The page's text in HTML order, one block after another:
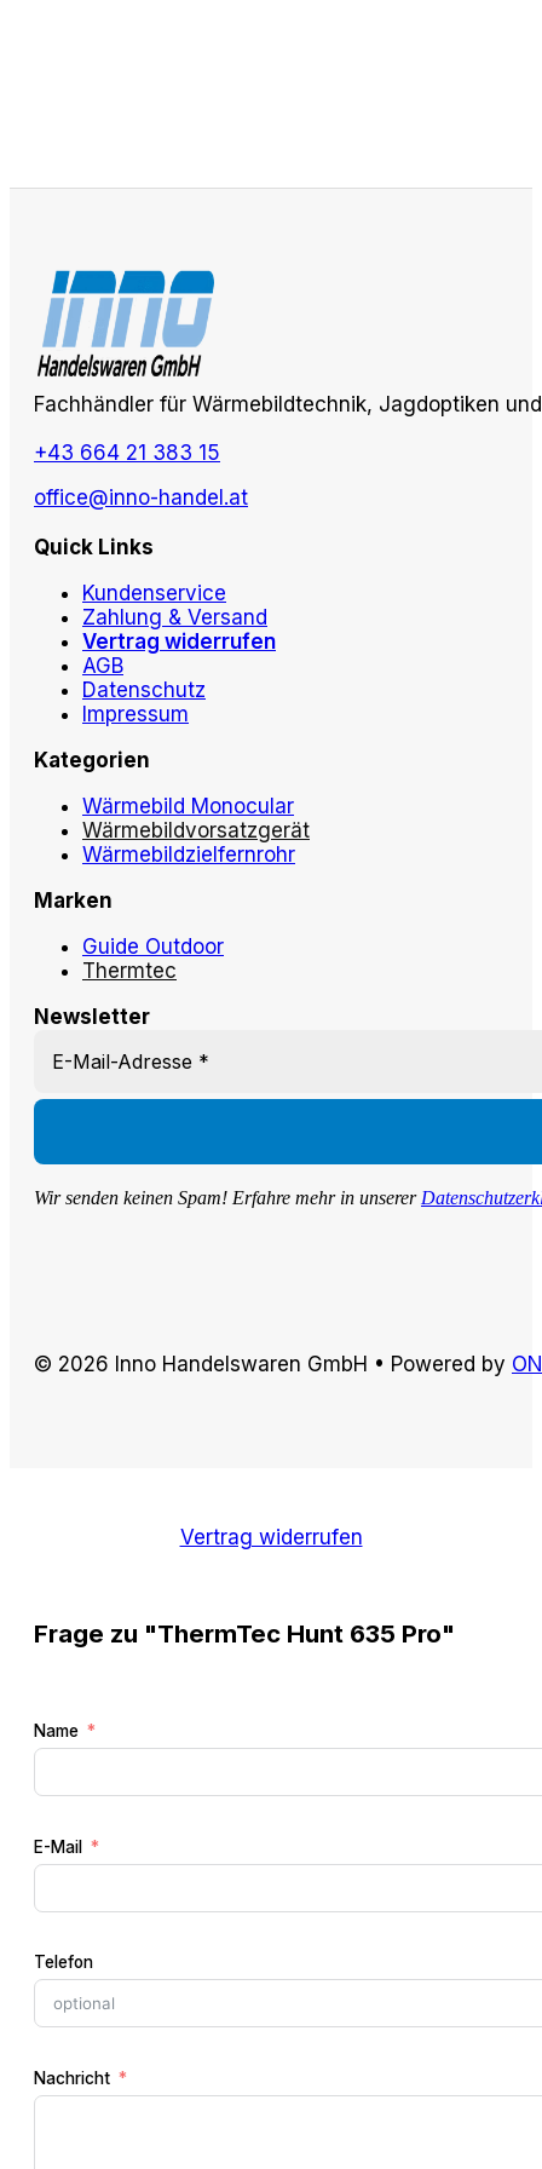
Fachhändler für Wärmebildtechnik, Jagdoptiken
+43 664 21 383 15
office@inno-handel.at
Quick Links
Kundenservice
Zahlung & Versand
Vertrag widerrufen
AGB
Datenschutz
Impressum
Kategorien
Wärmebild Monocular
Wärmebildvorsatzgerät
Wärmebildzielfernrohr
Marken
Guide Outdoor
Thermtec
Newsletter
Wir senden keinen Spam! Erfahre mehr in unserer
© 2026 Inno Handelswaren GmbH • Powered by
Vertrag widerrufen
Frage zu "ThermTec Hunt 635 Pro"
Name
E-Mail
Telefon
Nachricht